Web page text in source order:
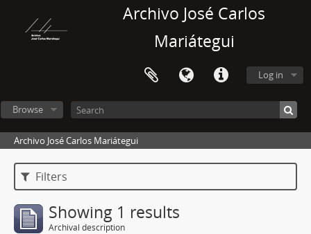
Archivo José Carlos
Mariátegui
Log in
Browse
Archivo José Carlos Mariátegui
Filters
Showing 1 results
Archival description